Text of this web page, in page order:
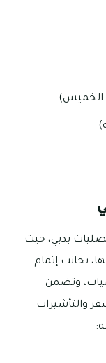
بدبي، حيث
بجانب إتمام
وتضمن
والتأشيرات